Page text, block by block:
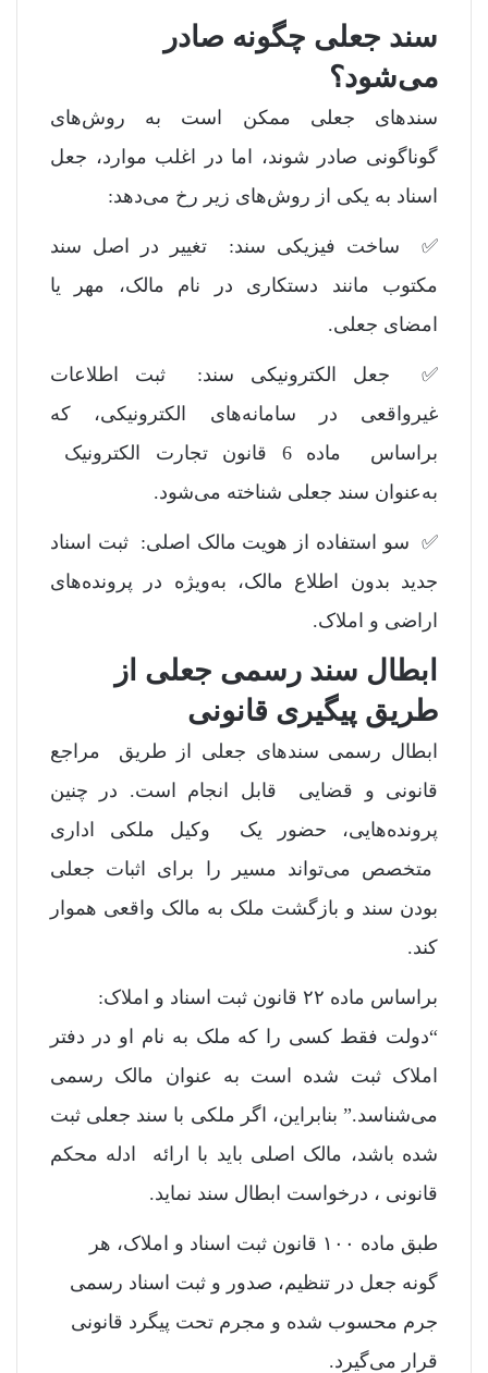
سند جعلی چگونه صادر
می‌شود؟
سندهای جعلی ممکن است به روش‌های
گوناگونی صادر شوند، اما در اغلب موارد، جعل
اسناد به یکی از روش‌های زیر رخ می‌دهد:
✅ ساخت فیزیکی سند: تغییر در اصل سند
مکتوب مانند دستکاری در نام مالک، مهر یا
امضای جعلی.
✅ جعل الکترونیکی سند: ثبت اطلاعات
غیرواقعی در سامانه‌های الکترونیکی، که
براساس ماده 6 قانون تجارت الکترونیک
به‌عنوان سند جعلی شناخته می‌شود.
✅ سو استفاده از هویت مالک اصلی: ثبت اسناد
جدید بدون اطلاع مالک، به‌ویژه در پرونده‌های
اراضی و املاک.
ابطال سند رسمی جعلی از
طریق پیگیری قانونی
ابطال رسمی سندهای جعلی از طریق مراجع
قانونی و قضایی قابل انجام است. در چنین
پرونده‌هایی، حضور یک وکیل ملکی اداری
متخصص می‌تواند مسیر را برای اثبات جعلی
بودن سند و بازگشت ملک به مالک واقعی هموار
کند.
براساس ماده ۲۲ قانون ثبت اسناد و املاک:
“دولت فقط کسی را که ملک به نام او در دفتر
املاک ثبت شده است به عنوان مالک رسمی
می‌شناسد.” بنابراین، اگر ملکی با سند جعلی ثبت
شده باشد، مالک اصلی باید با ارائه ادله محکم
قانونی ، درخواست ابطال سند نماید.
طبق ماده ۱۰۰ قانون ثبت اسناد و املاک، هر
گونه جعل در تنظیم، صدور و ثبت اسناد رسمی
جرم محسوب شده و مجرم تحت پیگرد قانونی
قرار می‌گیرد.